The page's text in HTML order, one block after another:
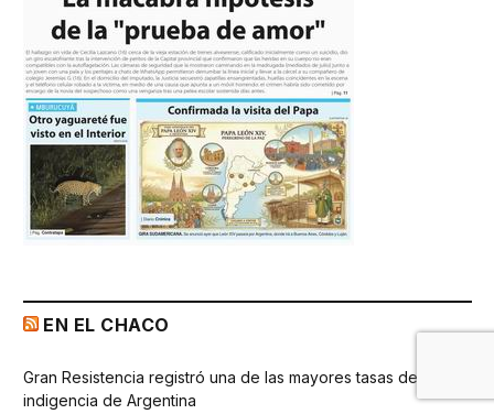
EN EL CHACO
Gran Resistencia registró una de las mayores tasas de
indigencia de Argentina